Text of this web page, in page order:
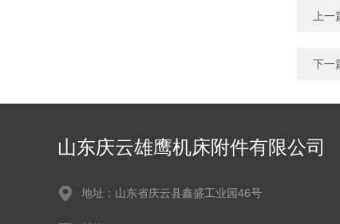
上一
下一
山东庆云雄鹰机床附件有限公司
地址：山东省庆云县鑫盛工业园46号